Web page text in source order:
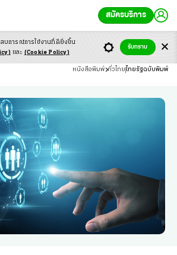
สมัครบริการ
หนังสือพิมพ์ ทั่วไทย ไทยรัฐฉบับพิมพ์
สบการณ์การใช้งานที่ดียิ่งขึ้น
และ (Cookie Policy)
รับทราบ